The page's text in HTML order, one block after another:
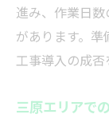
進み、作業日
があります。
工事導入の成否
三原エリアで